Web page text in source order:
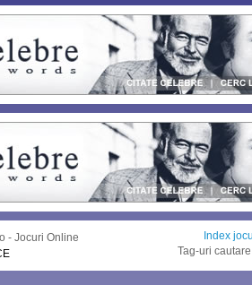
- Jocuri Online
Index
Tag-uri